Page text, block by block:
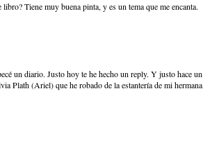
Tiene muy buena pinta, y es un tema que me encanta.
un diario. Justo hoy te he hecho un reply. Y justo hace
Plath (Ariel) que he robado de la estantería de mi